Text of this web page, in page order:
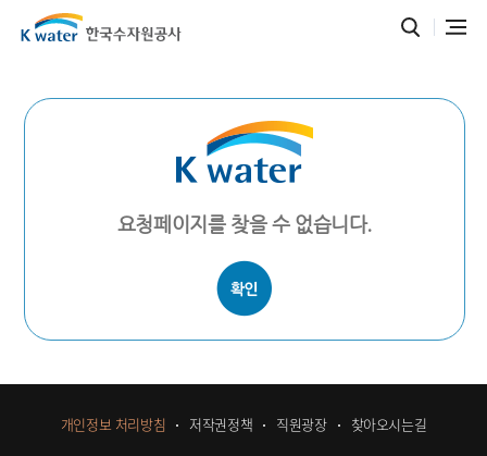
요청페이지를 찾을 수 없습니다.
개인정보 처리방침 저작권정책 직원광장 찾아오시는길